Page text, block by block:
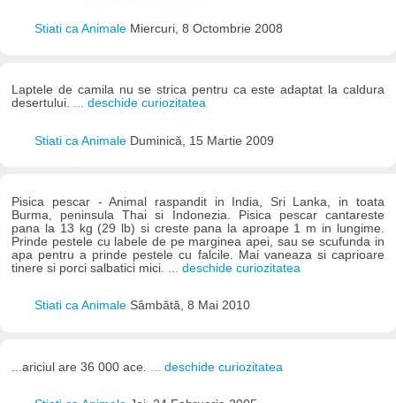
Stiati ca Animale Miercuri, 8 Octombrie 2008
Laptele de camila nu se strica pentru ca este adaptat la caldura
desertului. ... deschide curiozitatea
Stiati ca Animale Duminică, 15 Martie 2009
Pisica pescar - Animal raspandit in India, Sri Lanka, in toata
Burma, peninsula Thai si Indonezia. Pisica pescar cantareste
pana la 13 kg (29 lb) si creste pana la aproape 1 m in lungime.
Prinde pestele cu labele de pe marginea apei, sau se scufunda in
apa pentru a prinde pestele cu falcile. Mai vaneaza si caprioare
tinere si porci salbatici mici. ... deschide curiozitatea
Stiati ca Animale Sâmbătă, 8 Mai 2010
...ariciul are 36 000 ace. ... deschide curiozitatea